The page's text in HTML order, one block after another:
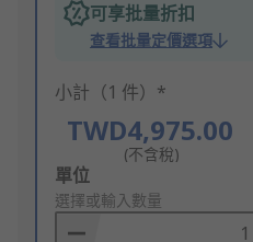
可享批量折扣
查看批量定價選項
小計（1 件）*
TWD4,975.00
(不含稅)
Add
to
Basket
單位
選擇或輸入數量